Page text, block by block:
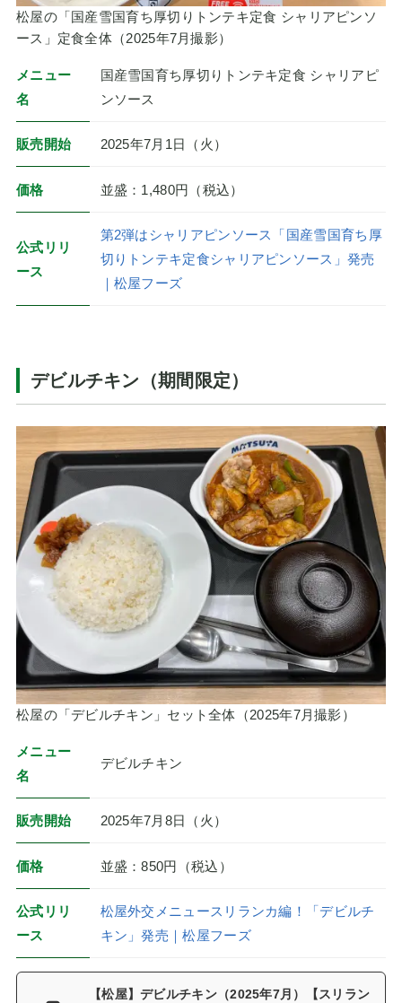
松屋の「国産雪国育ち厚切りトンテキ定食 シャリアピンソ
ース」定食全体（2025年7月撮影）
メニュー
名
国産雪国育ち厚切りトンテキ定食 シャリアピ
ンソース
販売開始 2025年7月1日（火）
価格 並盛：1,480円（税込）
公式リリ
ース
第2弾はシャリアピンソース「国産雪国育ち厚
切りトンテキ定食シャリアピンソース」発売
｜松屋フーズ
デビルチキン（期間限定）
松屋の「デビルチキン」セット全体（2025年7月撮影）
メニュー
名
デビルチキン
販売開始 2025年7月8日（火）
価格 並盛：850円（税込）
公式リリ
ース
松屋外交メニュースリランカ編！「デビルチ
キン」発売｜松屋フーズ
【松屋】デビルチキン（2025年7月）【スリラン